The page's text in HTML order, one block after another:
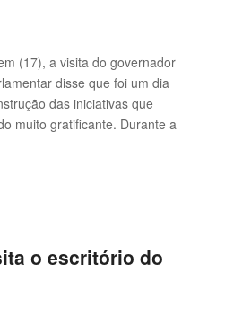
(17), a visita do governador
disse que foi um dia
das iniciativas que
muito gratificante. Durante a
o escritório do